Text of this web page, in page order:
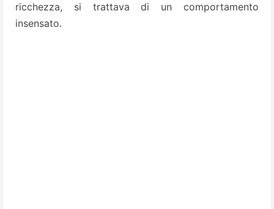
ricchezza, si trattava di un comportamento
insensato.